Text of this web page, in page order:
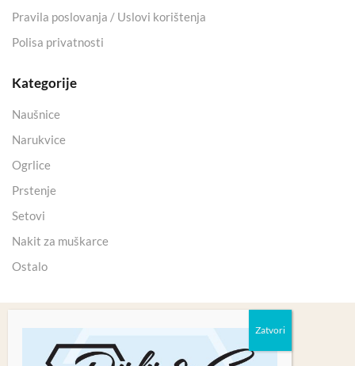
Pravila poslovanja / Uslovi korištenja
Polisa privatnosti
Kategorije
Naušnice
Narukvice
Ogrlice
Prstenje
Setovi
Nakit za muškarce
Ostalo
Copyright 2025 © Kristali Minerali d.o.o